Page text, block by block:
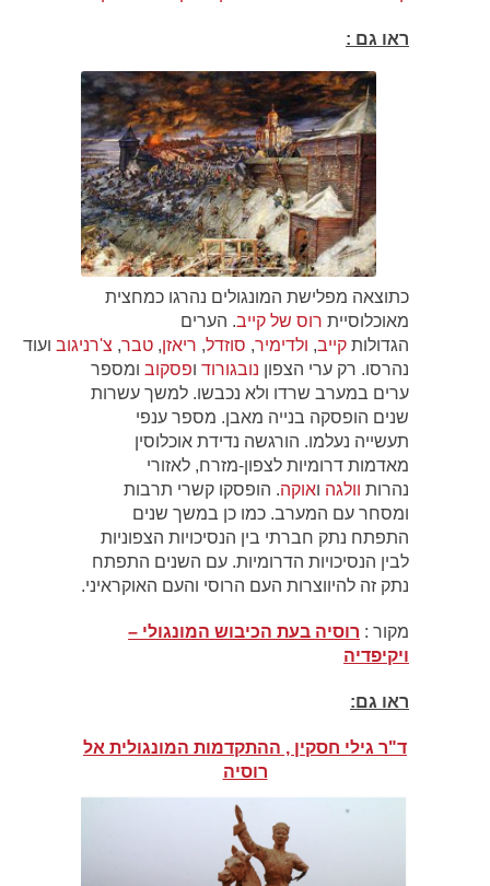
ראו גם :
כתוצאה מפלישת המונגולים נהרגו כמחצית
מאוכלוסיית רוס של קייב. הערים
הגדולות קייב, ולדימיר, סוזדל, ריאזן, טבר, צ'רניגוב ועוד
נהרסו. רק ערי הצפון נובגורוד ופסקוב ומספר
ערים במערב שרדו ולא נכבשו. למשך עשרות
שנים הופסקה בנייה מאבן. מספר ענפי
תעשייה נעלמו. הורגשה נדידת אוכלוסין
מאדמות דרומיות לצפון-מזרח, לאזורי
נהרות וולגה ואוקה. הופסקו קשרי תרבות
ומסחר עם המערב. כמו כן במשך שנים
התפתח נתק חברתי בין הנסיכויות הצפוניות
לבין הנסיכויות הדרומיות. עם השנים התפתח
נתק זה להיווצרות העם הרוסי והעם האוקראיני.
מקור : רוסיה בעת הכיבוש המונגולי –
ויקיפדיה
ראו גם:
ד"ר גילי חסקין , ההתקדמות המונגולית אל
רוסיה